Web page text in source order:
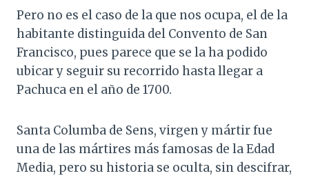
Pero no es el caso de la que nos ocupa, el de la
habitante distinguida del Convento de San
Francisco, pues parece que se la ha podido
ubicar y seguir su recorrido hasta llegar a
Pachuca en el año de 1700.
Santa Columba de Sens, virgen y mártir fue
una de las mártires más famosas de la Edad
Media, pero su historia se oculta, sin descifrar,